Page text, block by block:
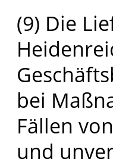
(9) Die
bei
Fällen
und